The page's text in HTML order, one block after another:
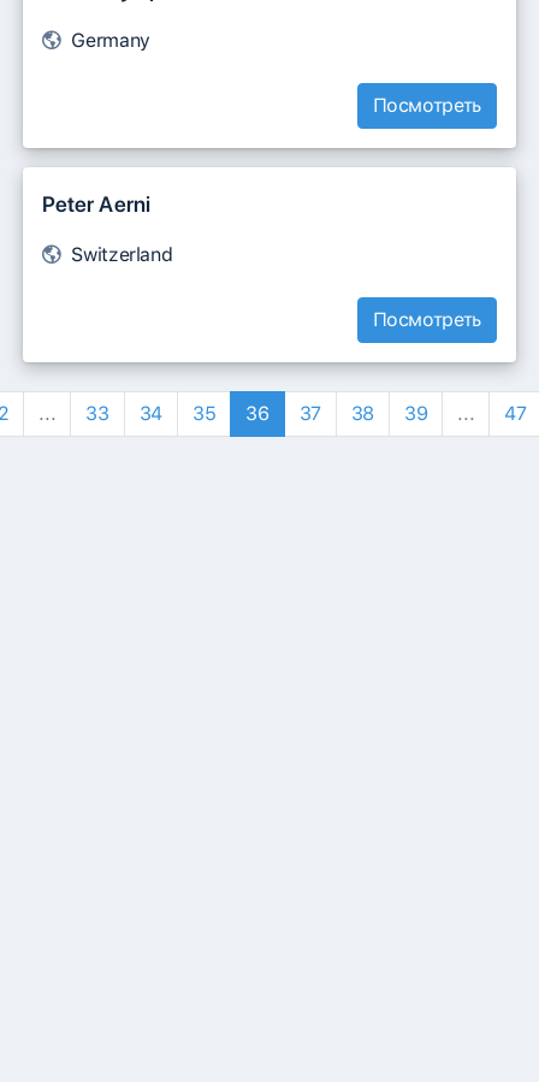
Germany
Посмотреть
Peter Aerni
Switzerland
Посмотреть
... 33 34 35 36 37 38 39 ... 47